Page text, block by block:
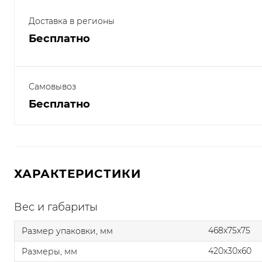
Доставка в регионы
Бесплатно
Самовывоз
Бесплатно
ХАРАКТЕРИСТИКИ
Вес и габариты
Размер упаковки, мм
468x75x75
Размеры, мм
420x30x60